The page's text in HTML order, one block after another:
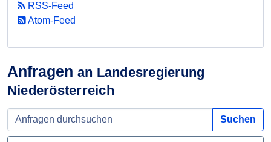
Anfragen an Landesregierung
Niederösterreich
Suchen
RSS-Feed
Atom-Feed